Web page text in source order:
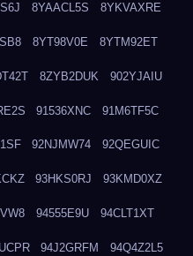
8YAACL5S 8YKVAXRE
8YT98V0E 8YTM92ET
8ZYB2DUK 902YJAIU
91536XNC 91M6TF5C
92NJMW74 92QEGUIC
93HKS0RJ 93KMD0XZ
94555E9U 94CLT1XT
94J2GRFM 94Q4Z2L5